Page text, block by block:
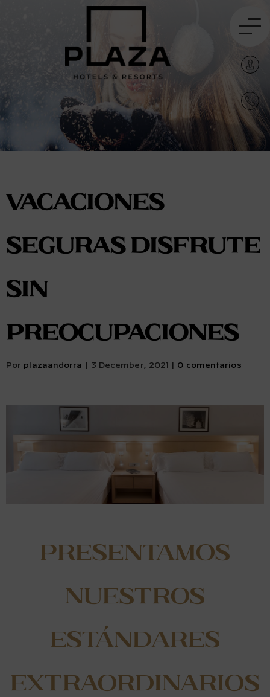
VACACIONES
SEGURAS DISFRUTE
SIN
PREOCUPACIONES
Por plazaandorra 3 December, 2021 0 comentarios
Presentamos
Nuestros
Estándares
Extraordinarios